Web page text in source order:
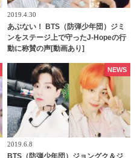
2019.4.30
あぶない！ BTS（防弾少年団）ジミ
ンをステージ上で守ったJ-Hopeの行
動に称賛の声[動画あり]
2019.6.8
BTS（防弾少年団）ジョングク＆ジ
NEWS